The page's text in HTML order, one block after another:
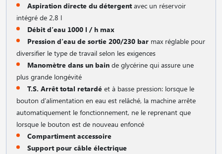
Aspiration directe du détergentavec un réservoir
intégré de 2,8 l
Débit d′eau 1000 l / h max
Pression d′eau de sortie 200/230 bar max réglable pour
diversifier le type de travail selon les exigences
Manomètre dans un bain de glycérine qui assure une
plus grande longévité
T.S. Arrêt total retardé et à basse pression: lorsque le
bouton d′alimentation en eau est relâché, la machine arrête
automatiquement le fonctionnement, ne le reprenant que
lorsque le bouton est de nouveau enfoncé
Compartiment accessoire
Support pour câble électrique